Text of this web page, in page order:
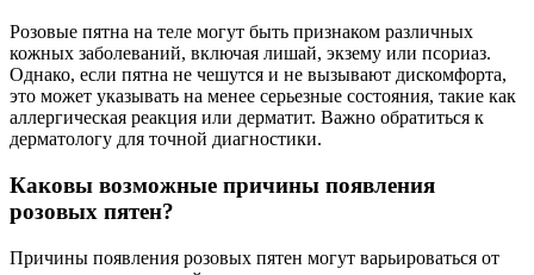
Розовые пятна на теле могут быть признаком различных
кожных заболеваний, включая лишай, экзему или псориаз.
Однако, если пятна не чешутся и не вызывают дискомфорта,
это может указывать на менее серьезные состояния, такие как
аллергическая реакция или дерматит. Важно обратиться к
дерматологу для точной диагностики.
Каковы возможные причины появления
розовых пятен?
Причины появления розовых пятен могут варьироваться от